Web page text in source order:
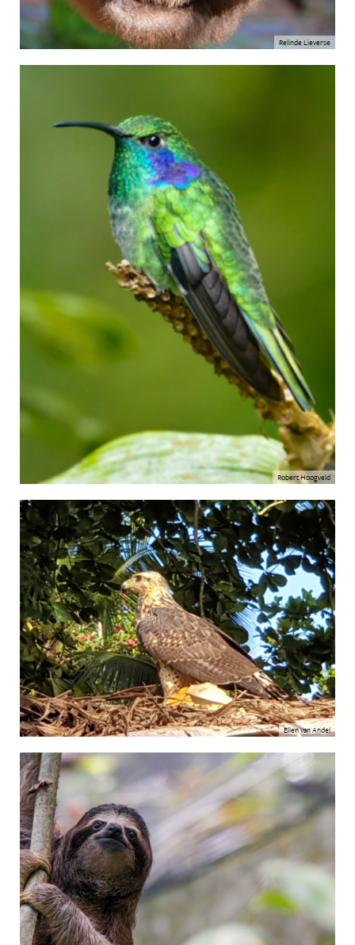
Relinde Lieverse
Robert Hoogveld
Ellen van Andel